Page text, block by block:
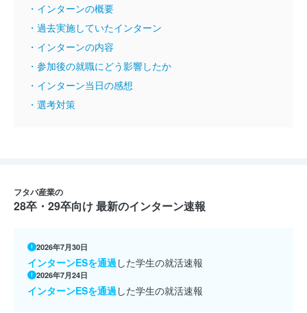
・インターンの概要
・過去実施していたインターン
・インターンの内容
・参加後の就職にどう影響したか
・インターン当日の感想
・選考対策
フタバ産業の
28卒・29卒向け 最新のインターン速報
2026年7月30日
インターンESを通過 した学生の就活速報
2026年7月24日
インターンESを通過 した学生の就活速報